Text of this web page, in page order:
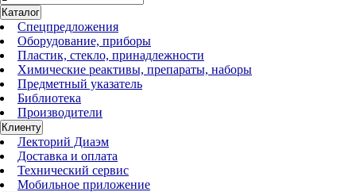
Каталог
Спецпредложения
Оборудование, приборы
Пластик, стекло, принадлежности
Химические реактивы, препараты, наборы
Предметный указатель
Библиотека
Производители
Клиенту
Лекторий Диаэм
Доставка и оплата
Технический сервис
Мобильное приложение